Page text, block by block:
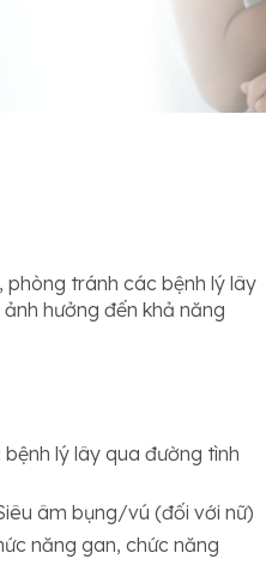
tránh các bệnh lý lây
hưởng đến khả năng
lý lây qua đường tình
âm bụng/vú (đối với nữ)
năng gan, chức năng